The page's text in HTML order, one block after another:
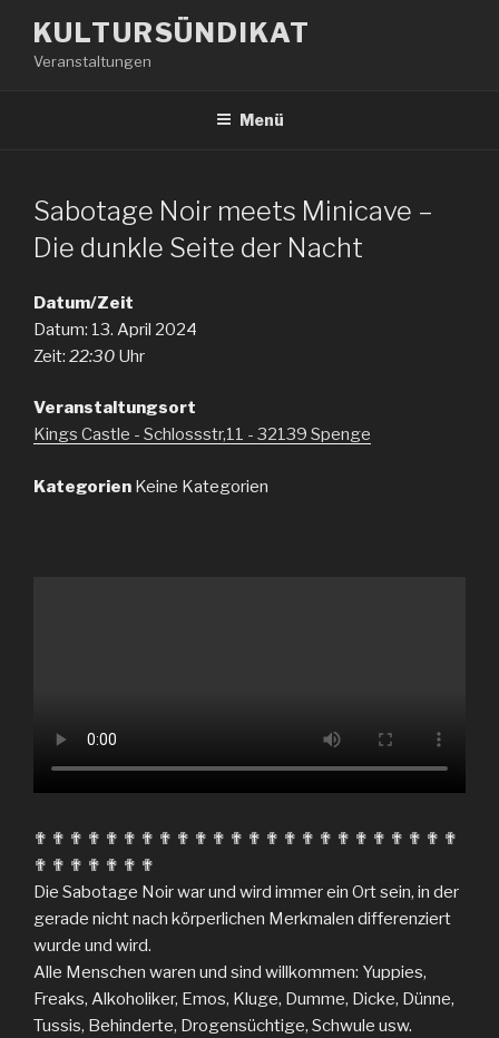
Inhalt
springen
KULTURSÜNDIKAT
Veranstaltungen
Menü
Sabotage Noir meets Minicave –
Die dunkle Seite der Nacht
Datum/Zeit
Datum: 13. April 2024
Zeit: 22:30 Uhr
Veranstaltungsort
Kings Castle - Schlossstr,11 - 32139 Spenge
Kategorien Keine Kategorien
✟ ✟ ✟ ✟ ✟ ✟ ✟ ✟ ✟ ✟ ✟ ✟ ✟ ✟ ✟ ✟ ✟ ✟ ✟ ✟ ✟ ✟ ✟ ✟
✟ ✟ ✟ ✟ ✟ ✟ ✟
Die Sabotage Noir war und wird immer ein Ort sein, in der
gerade nicht nach körperlichen Merkmalen differenziert
wurde und wird.
Alle Menschen waren und sind willkommen: Yuppies,
Freaks, Alkoholiker, Emos, Kluge, Dumme, Dicke, Dünne,
Tussis, Behinderte, Drogensüchtige, Schwule usw.